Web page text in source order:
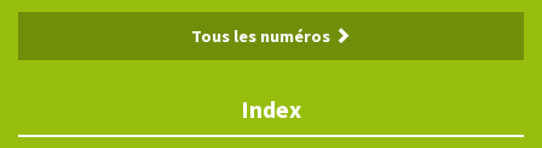
Tous les numéros
Index